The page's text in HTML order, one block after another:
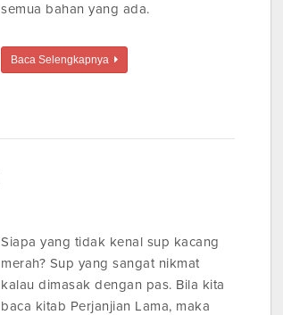
semua bahan yang ada.
Baca Selengkapnya
Siapa yang tidak kenal sup kacang
merah? Sup yang sangat nikmat
kalau dimasak dengan pas. Bila kita
baca kitab Perjanjian Lama, maka